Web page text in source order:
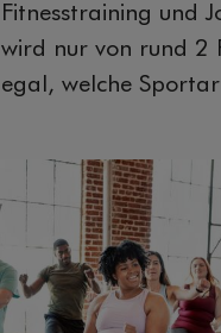
Fitnesstraining und
wird nur von rund 2
egal, welche